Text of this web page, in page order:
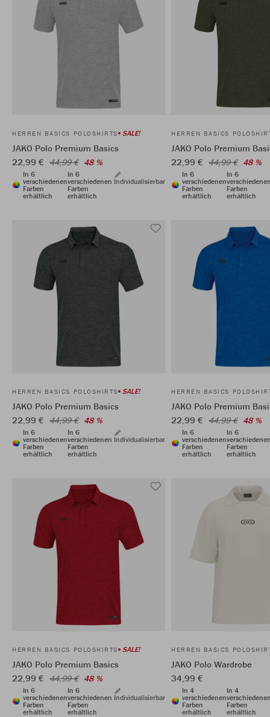
HERREN BASICS POLOSHIRTS SALE!
JAKO Polo Premium Basics
22,99 € 44,99 € 48 %
In 6
verschiedenen
Farben
erhältlich
In 6
verschiedenen
Farben
erhältlich
Individualisierbar
HERREN BASICS
JAKO Polo Premium
22,99 € 44,99 € 48 %
In 6
verschiedenen
Farben
erhältlich
In 6
Farben
erhältlich
HERREN BASICS POLOSHIRTS SALE!
JAKO Polo Premium Basics
22,99 € 44,99 € 48 %
In 6
verschiedenen
Farben
erhältlich
In 6
verschiedenen
Farben
erhältlich
Individualisierbar
HERREN BASICS
JAKO Polo Premium
22,99 € 44,99 € 48 %
In 6
verschiedenen
Farben
erhältlich
In 6
Farben
erhältlich
HERREN BASICS POLOSHIRTS SALE!
JAKO Polo Premium Basics
22,99 € 44,99 € 48 %
In 6
verschiedenen
Farben
erhältlich
In 6
verschiedenen
Farben
erhältlich
Individualisierbar
HERREN BASICS
JAKO Polo Wardrobe
34,99 €
In 4
verschiedenen
Farben
erhältlich
In 4
Farben
erhältlich